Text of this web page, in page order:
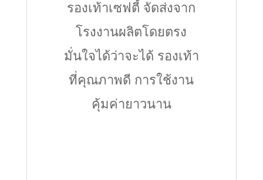
รองเท้าเซฟตี้ จัดส่งจาก
โรงงานผลิตโดยตรง
มั่นใจได้ว่าจะได้ รองเท้า
ที่คุณภาพดี การใช้งาน
คุ้มค่ายาวนาน